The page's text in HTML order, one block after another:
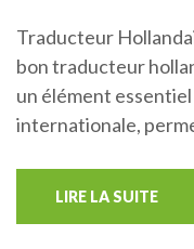
Traducteur
bon traducteur
un élément
internationale,
LIRE LA SUITE